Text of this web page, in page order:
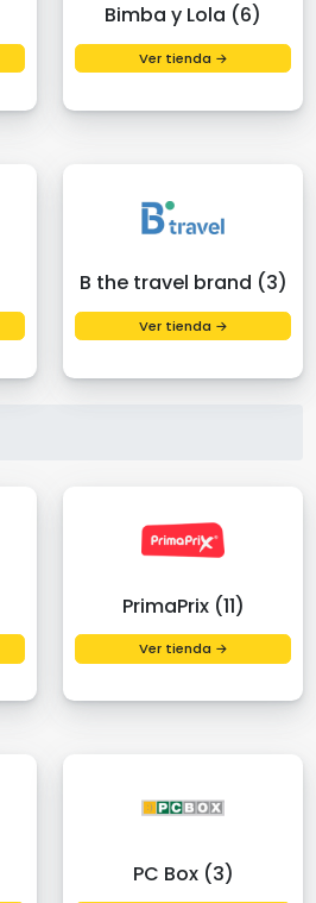
Bimba y Lola (6)
Ver tienda →
B the travel brand (3)
Ver tienda →
PrimaPrix (11)
Ver tienda →
PC Box (3)